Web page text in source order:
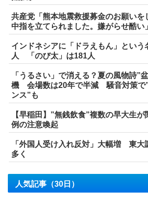
共産党「熊本地震救援募金のお願いを
中指を立てられました。嫌がらせ酷い」
インドネシアに「ドラえもん」という
人 「のび太」は181人
「うるさい」で消える？夏の風物詩”
機 会場数は20年で半減 騒音対策で
ンス”も
【早稲田】”無銭飲食”複数の早大生
例の注意喚起
「外国人受け入れ反対」大幅増 東大
多く
人気記事（30日）